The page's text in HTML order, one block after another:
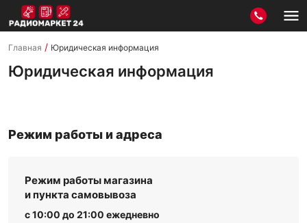
Главная / Юридическая информация
Юридическая информация
Режим работы и адреса
Режим работы магазина
и пункта самовывоза
с 10:00 до 21:00 ежедневно